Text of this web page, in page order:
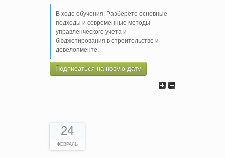
В ходе обучения: Разберёте основные
подходы и современные методы
управленческого учета и
бюджетирования в строительстве и
девелопменте.
Подписаться на новую дату
24
ФЕВРАЛЬ